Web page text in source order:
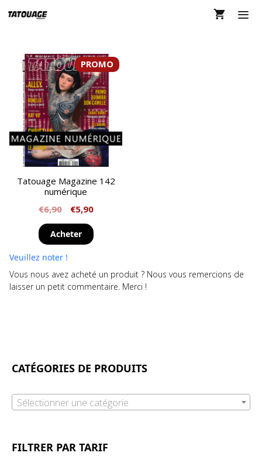
au
PROMO
Tatouage Magazine 142
numérique
€6,90 €5,90
Acheter
Veuillez noter !
Vous nous avez acheté un produit ? Nous vous remercions de
laisser un petit commentaire. Merci !
CATÉGORIES DE PRODUITS
Sélectionner une catégorie
FILTRER PAR TARIF